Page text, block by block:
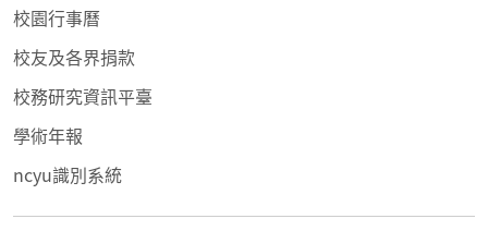
校園行事曆
校友及各界捐款
校務研究資訊平臺
學術年報
ncyu識別系統